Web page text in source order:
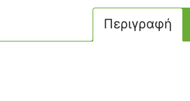
Περιγραφή